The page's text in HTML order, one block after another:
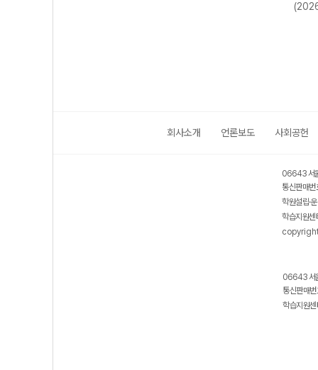
회사소개 언론보도 사회공헌
06643 서
통신판매
학원설립·
학습지원
06643 서
통신판매
학습지원